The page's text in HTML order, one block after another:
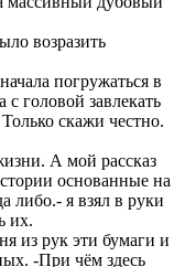
возразить
погружаться в
головой завлекать
скажи честно.
А мой рассказ
основанные на
либо.- я взял в руки
их.
из рук эти бумаги и
-При чём здесь